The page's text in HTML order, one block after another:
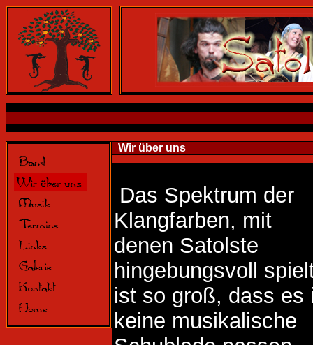
Wir über uns
Das Spektrum der
Klangfarben, mit
denen Satolste
hingebungsvoll
ist so groß, dass es
keine musikalische